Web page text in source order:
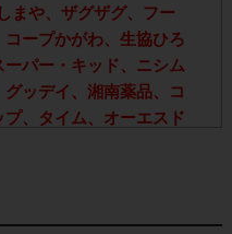
まや、ザグザグ、フー
ープかがわ、生協ひろ
パー・キッド、ニシム
ッデイ、湘南薬品、コ
、タイム、オーエスド
イント」をご確認くださ